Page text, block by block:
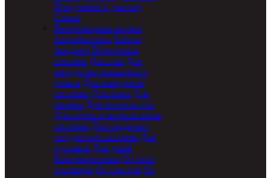
Приучение к унитазу
Совки
Ветеринарная аптека
Антибиотики Бинты,
бандажи Воротники,
попоны Для глаз Для
желудочно-кишечного
тракта Для иммунной
системы Для кожи Для
печени Для полости рта
Для почек и мочеполовой
системы Для сердечно-
сосудистой системы Для
суставов Для ушей
Контрацептивы От блох
и клещей От глистов От